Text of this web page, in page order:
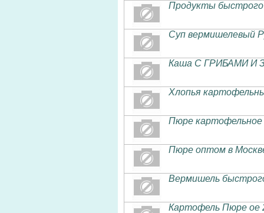
Продукты
Суп вермишелевый
Каша С ГРИБАМИ И
Хлопья
Пюре картофельное
Пюре оптом в
Вермишель
Картофель Пюре ое